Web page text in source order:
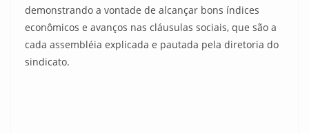
demonstrando a vontade de alcançar bons índices
econômicos e avanços nas cláusulas sociais, que são a
cada assembléia explicada e pautada pela diretoria do
sindicato.